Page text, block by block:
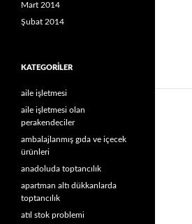
Mart 2014
Şubat 2014
KATEGORILER
aile işletmesi
aile işletmesi olan
perakendeciler
ambalajlanmış gıda ve içecek
ürünleri
anadoluda toptancılık
apartman altı dükkanlarda
toptancılık
atıl stok problemi